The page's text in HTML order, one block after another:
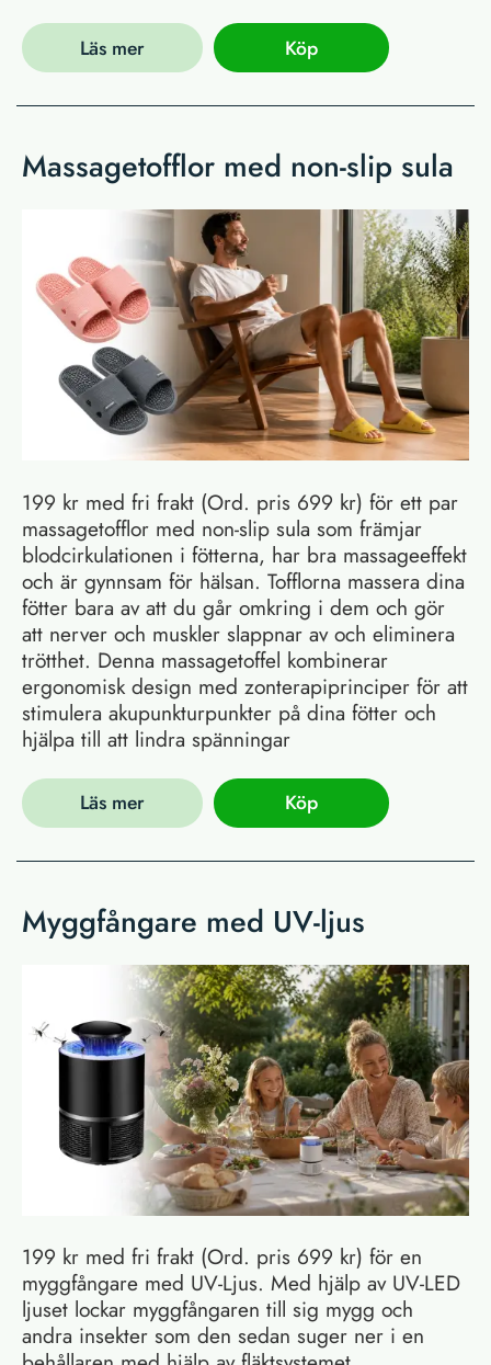
Läs mer Köp
Massagetofflor med non-slip sula
199 kr med fri frakt (Ord. pris 699 kr) för ett par
massagetofflor med non-slip sula som främjar
blodcirkulationen i fötterna, har bra massageeffekt
och är gynnsam för hälsan. Tofflorna massera dina
fötter bara av att du går omkring i dem och gör
att nerver och muskler slappnar av och eliminera
trötthet. Denna massagetoffel kombinerar
ergonomisk design med zonterapiprinciper för att
stimulera akupunkturpunkter på dina fötter och
hjälpa till att lindra spänningar
Läs mer Köp
Myggfångare med UV-ljus
199 kr med fri frakt (Ord. pris 699 kr) för en
myggfångare med UV-Ljus. Med hjälp av UV-LED
ljuset lockar myggfångaren till sig mygg och
andra insekter som den sedan suger ner i en